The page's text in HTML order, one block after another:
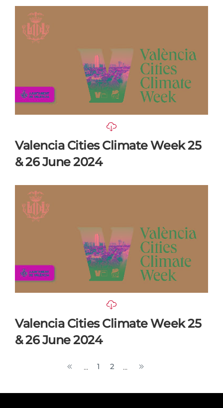
Valencia Cities Climate Week 25
& 26 June 2024
Valencia Cities Climate Week 25
& 26 June 2024
... 1 2 ...